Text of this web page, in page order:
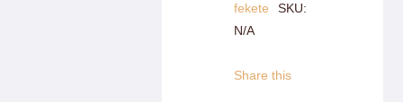
fekete
SKU:
N/A
Share this